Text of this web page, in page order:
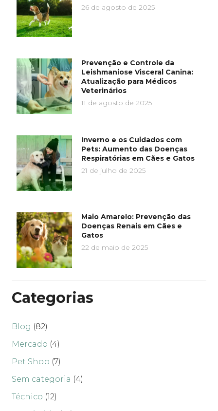
26 de agosto de 2025
Prevenção e Controle da
Leishmaniose Visceral Canina:
Atualização para Médicos
Veterinários
11 de agosto de 2025
Inverno e os Cuidados com
Pets: Aumento das Doenças
Respiratórias em Cães e Gatos
21 de julho de 2025
Maio Amarelo: Prevenção das
Doenças Renais em Cães e
Gatos
22 de maio de 2025
Categorias
Blog (82)
Mercado (4)
Pet Shop (7)
Sem categoria (4)
Técnico (12)